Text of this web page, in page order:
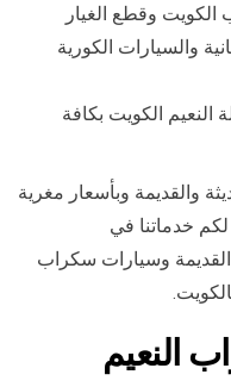
وقطع الغيار
والسيارات الكورية
النعيم الكويت بكافة
والقديمة وبأسعار مغرية
لكم خدماتنا في
القديمة وسيارات سكراب
النعيم